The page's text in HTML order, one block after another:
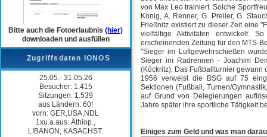
Bitte auch die Fotoerlaubnis (hier)
downloaden und ausfüllen
Zugriffsdaten IONOS
25.05.- 31.05.26
Besucher: 1.415
Sitzungen: 1.539
aus Ländern: 60!
vorn: GER,USA,NDL
1xu.a.aus: Äthiop.,
LIBANON, KASACHST.
von Max Leo trainiert. Solche
König, A. Renner, G. Preller, G.
Frießnitz existiert zu dieser Zeit eine
vielfältige Aktivitäten entwickelt.
erscheinenden Zeitung für den MTS-
"Sieger im Luftgewehrschießen
Sieger im Radrennen - Joachim
(Köckritz). Das Fußballturnier gewann
1956 verweist die BSG auf 75
Sektionen (Fußball, Turnen/
auf Grund von Delegierungen
Jahre später ihre sportliche Tätigkeit
Einiges zum Geld und was man